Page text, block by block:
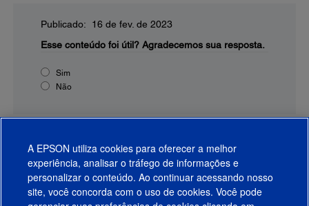
Publicado: 16 de fev. de 2023
Esse conteúdo foi útil? Agradecemos sua resposta.
Sim
Não
A EPSON utiliza cookies para oferecer a melhor
experiência, analisar o tráfego de informações e
personalizar o conteúdo. Ao continuar acessando nosso
site, você concorda com o uso de cookies. Você pode